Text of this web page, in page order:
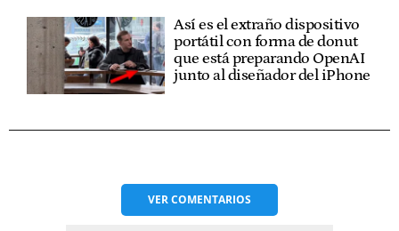
Así es el extraño dispositivo
portátil con forma de donut
que está preparando OpenAI
junto al diseñador del iPhone
VERCOMENTARIOS